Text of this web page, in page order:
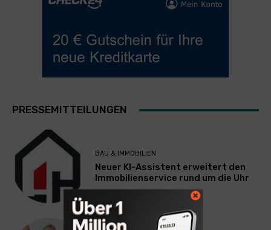
PRESSEMITTEILUNGEN
BAU & IMMOBILIEN
Neuer KI-Assistent erweitert den
Immobilienservice rund um die Uhr